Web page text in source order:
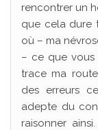
rencontrer un
que cela dure
où – ma
– ce que
trace ma
des erreurs
adepte du
raisonner